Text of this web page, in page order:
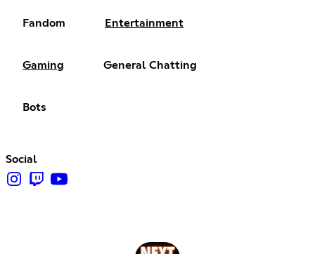
Fandom Entertainment
Gaming General Chatting
Bots
Social